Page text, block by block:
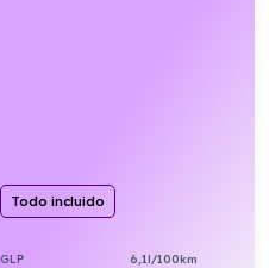
Todo incluido
GLP 6,1l/100km